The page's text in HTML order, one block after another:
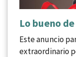
Lo bueno
Este anuncio
extraordinario